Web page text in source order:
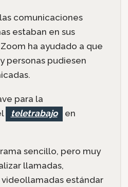
comunicaciones
estaban en sus
ha ayudado a que
personas pudiesen
para la
teletrabajo
en
sencillo, pero muy
llamadas,
estándar